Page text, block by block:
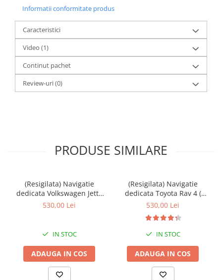
Informatii conformitate produs
Caracteristici
Video (1)
Continut pachet
Review-uri(0)
PRODUSE SIMILARE
(Resigilata) Navigatie
dedicata Volkswagen Jetta
IV 2011 - 2018, 2GB RAM
Carplay, Android 14,
Suport
530,00 Lei
IN STOC
ADAUGA IN COS
(Resigilata) Navigatie
dedicata Toyota Rav 4 (
2007 - 2013 ), 2GB RAM
Display 9" IPS Full HD,
Carplay, Android 13,
Suport came
530,00 Lei
IN STOC
ADAUGA IN COS